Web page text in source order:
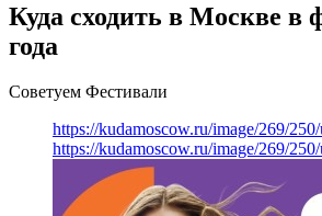
Куда сходить в Москве в
года
Советуем Фестивали
https://kudamoscow.ru/image/269/
https://kudamoscow.ru/image/269/